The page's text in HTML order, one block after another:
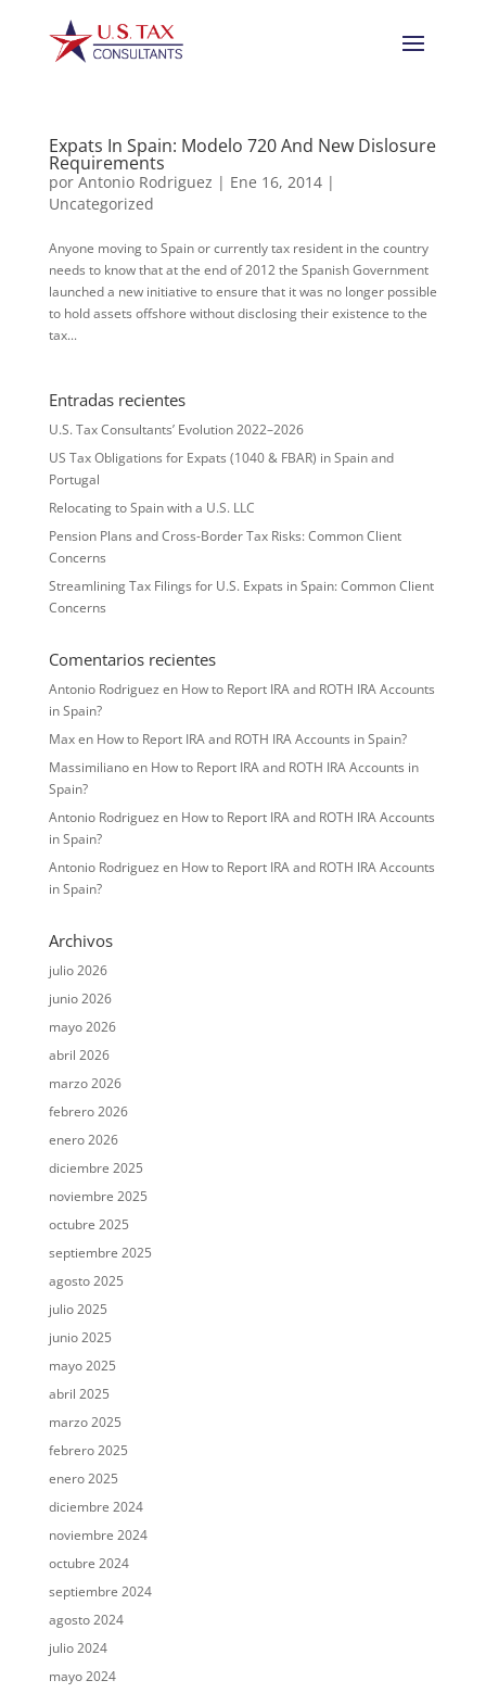
Expats In Spain: Modelo 720 And New Dislosure
Requirements
por Antonio Rodriguez | Ene 16, 2014|
Uncategorized
Anyone moving to Spain or currently tax resident in the country
needs to know that at the end of 2012 the Spanish Government
launched a new initiative to ensure that it was no longer possible
to hold assets offshore without disclosing their existence to the
tax...
Entradas recientes
U.S. Tax Consultants’ Evolution 2022–2026
US Tax Obligations for Expats (1040 & FBAR) in Spain and
Portugal
Relocating to Spain with a U.S. LLC
Pension Plans and Cross-Border Tax Risks: Common Client
Concerns
Streamlining Tax Filings for U.S. Expats in Spain: Common Client
Concerns
Comentarios recientes
Antonio Rodriguez en How to Report IRA and ROTH IRA Accounts
in Spain?
Maxen How to Report IRA and ROTH IRA Accounts in Spain?
Massimilianoen How to Report IRA and ROTH IRA Accounts in
Spain?
Antonio Rodriguez en How to Report IRA and ROTH IRA Accounts
in Spain?
Antonio Rodriguez en How to Report IRA and ROTH IRA Accounts
in Spain?
Archivos
julio 2026
junio 2026
mayo 2026
abril 2026
marzo 2026
febrero 2026
enero 2026
diciembre 2025
noviembre 2025
octubre 2025
septiembre 2025
agosto 2025
julio 2025
junio 2025
mayo 2025
abril 2025
marzo 2025
febrero 2025
enero 2025
diciembre 2024
noviembre 2024
octubre 2024
septiembre 2024
agosto 2024
julio 2024
mayo 2024